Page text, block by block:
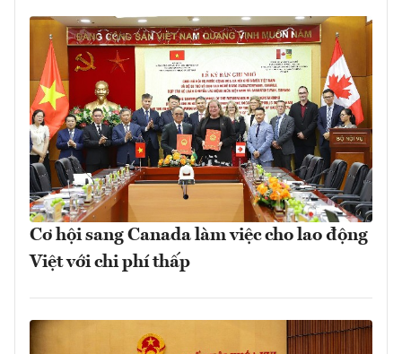
Cơ hội sang Canada làm việc cho lao động
Việt với chi phí thấp